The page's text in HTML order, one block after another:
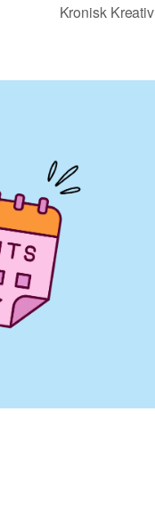
Kronisk Kreativ